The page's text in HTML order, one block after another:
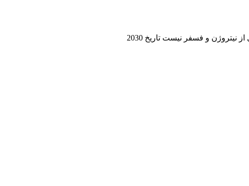
و فسفر نیست تاریخ 2030